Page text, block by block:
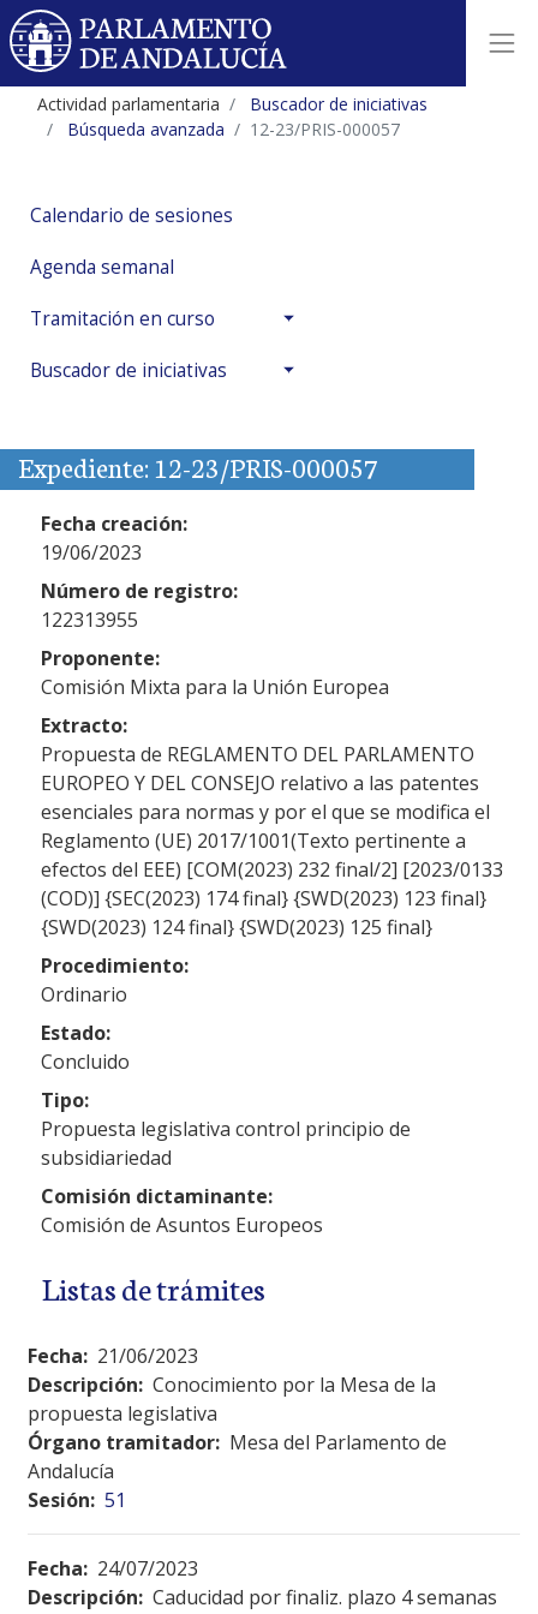
Actividad parlamentaria
Buscador de iniciativas
Búsqueda avanzada
12-23/PRIS-000057
Calendario de sesiones
Agenda semanal
Tramitación en curso
Buscador de iniciativas
Expediente: 12-23/PRIS-000057
Fecha creación:
19/06/2023
Número de registro:
122313955
Proponente:
Comisión Mixta para la Unión Europea
Extracto:
Propuesta de REGLAMENTO DEL PARLAMENTO
EUROPEO Y DEL CONSEJO relativo a las patentes
esenciales para normas y por el que se modifica el
Reglamento (UE) 2017/1001(Texto pertinente a
efectos del EEE) [COM(2023) 232 final/2] [2023/0133
(COD)] {SEC(2023) 174 final} {SWD(2023) 123 final}
{SWD(2023) 124 final} {SWD(2023) 125 final}
Procedimiento:
Ordinario
Estado:
Concluido
Tipo:
Propuesta legislativa control principio de
subsidiariedad
Comisión dictaminante:
Comisión de Asuntos Europeos
Listas de trámites
Fecha: 21/06/2023
Descripción: Conocimiento por la Mesa de la
propuesta legislativa
Órgano tramitador: Mesa del Parlamento de
Andalucía
Sesión: 51
Fecha: 24/07/2023
Descripción: Caducidad por finaliz. plazo 4 semanas